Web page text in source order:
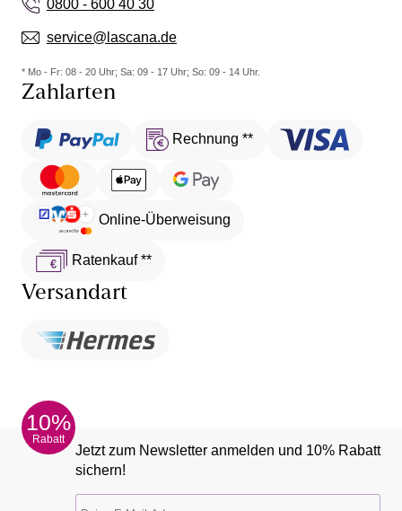
0800 - 600 40 30
service@lascana.de
* Mo - Fr: 08 - 20 Uhr; Sa: 09 - 17 Uhr; So: 09 - 14 Uhr.
Zahlarten
Rechnung **
Online-Überweisung
Ratenkauf **
Versandart
10%
Rabatt
Jetzt zum Newsletter anmelden und 10% Rabatt
sichern!